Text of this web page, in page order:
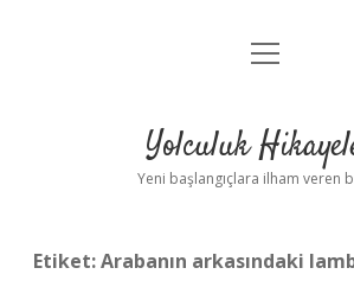
Anasayfa
Yasal Uyarı
menüyü
Yolculuk
Yeni başlangıçlara ilham veren
Etiket:Arabanın arkasındaki